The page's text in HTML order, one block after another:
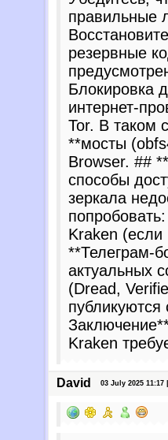
правильные
резервные
Блокировка
интернет-
Tor. В таком
**мосты
Browser. ##
способы
зеркала
Kraken
**Телеграм-
актуальных
(Dread,
Kraken
David 03 July 2025 11:17